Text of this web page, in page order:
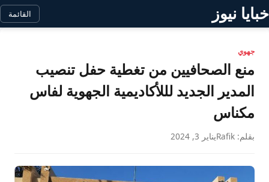
خبايا نيوز القائمة
جهوي
منع الصحافيين من تغطية حفل تنصيب
المدير الجديد لللأكاديمية الجهوية لفاس
مكناس
بقلم: Rafik يناير 3, 2024